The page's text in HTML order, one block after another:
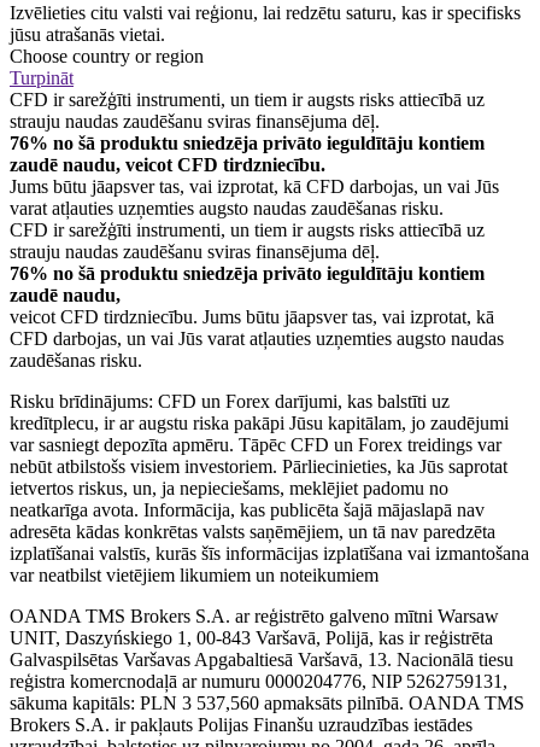
Izvēlieties citu valsti vai reģionu, lai redzētu saturu, kas ir specifisks
jūsu atrašanās vietai.
Choose country or region
Turpināt
CFD ir sarežģīti instrumenti, un tiem ir augsts risks attiecībā uz
strauju naudas zaudēšanu sviras finansējuma dēļ.
76% no šā produktu sniedzēja privāto ieguldītāju kontiem
zaudē naudu, veicot CFD tirdzniecību.
Jums būtu jāapsver tas, vai izprotat, kā CFD darbojas, un vai Jūs
varat atļauties uzņemties augsto naudas zaudēšanas risku.
CFD ir sarežģīti instrumenti, un tiem ir augsts risks attiecībā uz
strauju naudas zaudēšanu sviras finansējuma dēļ.
76% no šā produktu sniedzēja privāto ieguldītāju kontiem
zaudē naudu,
veicot CFD tirdzniecību. Jums būtu jāapsver tas, vai izprotat, kā
CFD darbojas, un vai Jūs varat atļauties uzņemties augsto naudas
zaudēšanas risku.
Risku brīdinājums: CFD un Forex darījumi, kas balstīti uz
kredītplecu, ir ar augstu riska pakāpi Jūsu kapitālam, jo zaudējumi
var sasniegt depozīta apmēru. Tāpēc CFD un Forex treidings var
nebūt atbilstošs visiem investoriem. Pārliecinieties, ka Jūs saprotat
ietvertos riskus, un, ja nepieciešams, meklējiet padomu no
neatkarīga avota. Informācija, kas publicēta šajā mājaslapā nav
adresēta kādas konkrētas valsts saņēmējiem, un tā nav paredzēta
izplatīšanai valstīs, kurās šīs informācijas izplatīšana vai izmantošana
var neatbilst vietējiem likumiem un noteikumiem
OANDA TMS Brokers S.A. ar reģistrēto galveno mītni Warsaw
UNIT, Daszyńskiego 1, 00-843 Varšavā, Polijā, kas ir reģistrēta
Galvaspilsētas Varšavas Apgabaltiesā Varšavā, 13. Nacionālā tiesu
reģistra komercnodaļā ar numuru 0000204776, NIP 5262759131,
sākuma kapitāls: PLN 3 537,560 apmaksāts pilnībā. OANDA TMS
Brokers S.A. ir pakļauts Polijas Finanšu uzraudzības iestādes